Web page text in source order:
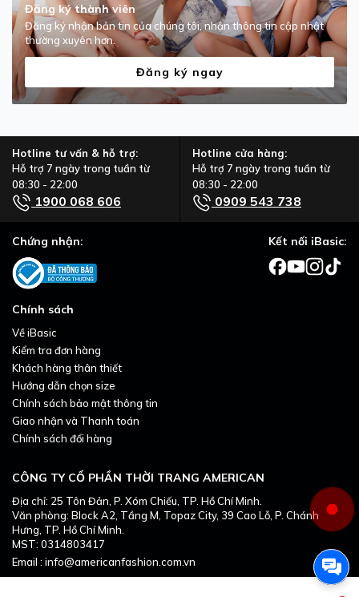
Đăng ký thành viên
Đăng ký nhận bản tin của chúng tôi, nhận thông tin cập nhật
thường xuyên hơn.
Đăng ký ngay
Hotline tư vấn & hỗ trợ:
Hỗ trợ 7 ngày trong tuần từ
08:30 - 22:00
1900 068 606
Hotline cửa hàng:
Hỗ trợ 7 ngày trong tuần từ
08:30 - 22:00
0909 543 738
CÔNG TY CỔ PHẦN THỜI TRANG AMERICAN
Địa chỉ: 25 Tôn Đản, P. Xóm Chiếu, TP. Hồ Chí Minh.
Văn phòng: Block A2, Tầng M, Topaz City, 39 Cao Lỗ, P. Chánh
Hưng, TP. Hồ Chí Minh.
MST: 0314803417
Email : info@americanfashion.com.vn
Chính sách
Về iBasic
Kiểm tra đơn hàng
Khách hàng thân thiết
Hướng dẫn chọn size
Chính sách bảo mật thông tin
Giao nhận và Thanh toán
Chính sách đổi hàng
Chứng nhận: Kết nối iBasic: